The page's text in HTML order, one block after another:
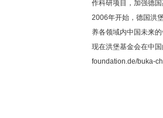
作科研项目，加强德国
2006年开始，德国洪
养各领域内中国未来
现在洪堡基金会在中
foundation.de/buka-
人
二〇〇